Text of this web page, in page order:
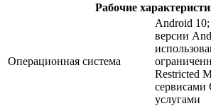
Рабочие
Операционная система
Android
версии
Restricted
сервисами
услугами